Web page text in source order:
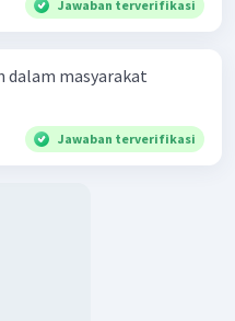
Jawaban terverifikasi
dalam masyarakat
Jawaban terverifikasi